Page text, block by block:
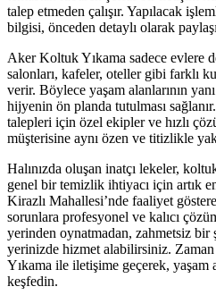
Forum
giriş
escort
talep etmeden çalışır. Yapılacak
bilgisi, önceden detaylı olarak
Aker Koltuk Yıkama sadece evlere
salonları, kafeler, oteller gibi farklı
verir. Böylece yaşam alanlarının
hijyenin ön planda tutulması
talepleri için özel ekipler ve hızlı
müşterisine aynı özen ve titizlikle
Halınızda oluşan inatçı lekeler,
genel bir temizlik ihtiyacı için artık
Kirazlı Mahallesi’nde faaliyet
sorunlara profesyonel ve kalıcı
yerinden oynatmadan, zahmetsiz bir
yerinizde hizmet alabilirsiniz.
Yıkama ile iletişime geçerek, yaşam
keşfedin.